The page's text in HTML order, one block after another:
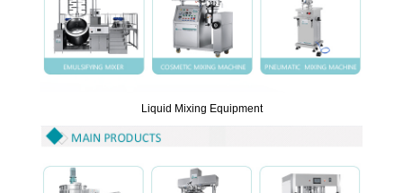
Liquid Mixing Equipment